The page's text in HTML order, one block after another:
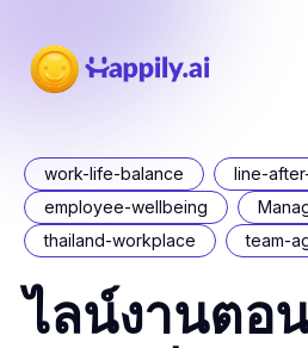
work-life-balance
line-
employee-wellbeing
thailand-workplace
team-
ไลน์งานตอ